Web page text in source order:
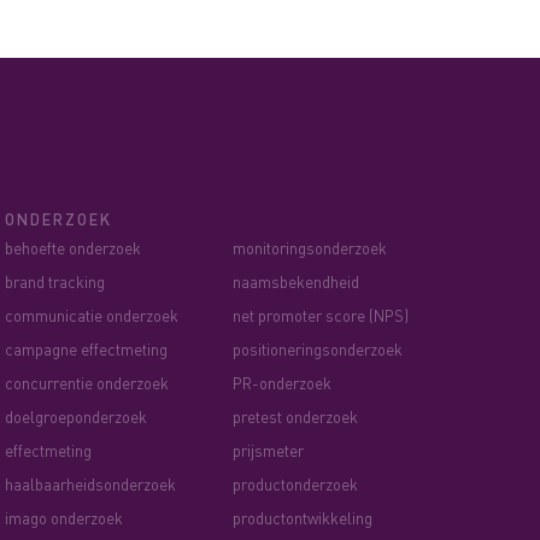
ONDERZOEK
behoefte onderzoek
brand tracking
communicatie onderzoek
campagne effectmeting
concurrentie onderzoek
doelgroeponderzoek
effectmeting
haalbaarheidsonderzoek
imago onderzoek
monitoringsonderzoek
naamsbekendheid
net promoter score (NPS)
positioneringsonderzoek
PR-onderzoek
pretest onderzoek
prijsmeter
productonderzoek
productontwikkeling